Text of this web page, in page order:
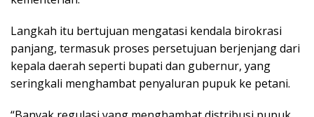
Langkah itu bertujuan mengatasi kendala birokrasi
panjang, termasuk proses persetujuan berjenjang dari
kepala daerah seperti bupati dan gubernur, yang
seringkali menghambat penyaluran pupuk ke petani.